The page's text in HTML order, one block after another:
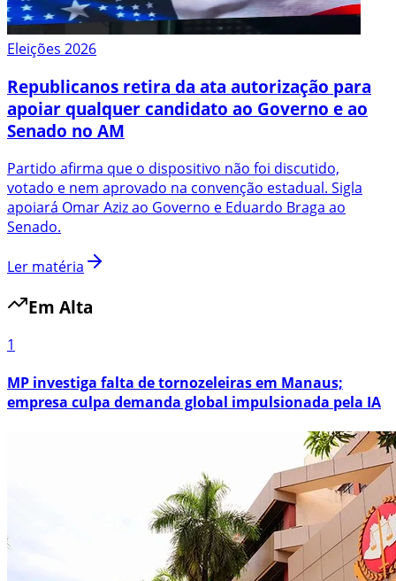
Eleições 2026
Republicanos retira da ata autorização para
apoiar qualquer candidato ao Governo e ao
Senado no AM
Partido afirma que o dispositivo não foi discutido,
votado e nem aprovado na convenção estadual. Sigla
apoiará Omar Aziz ao Governo e Eduardo Braga ao
Senado.
Ler matéria
Em Alta
1
MP investiga falta de tornozeleiras em Manaus;
empresa culpa demanda global impulsionada pela IA